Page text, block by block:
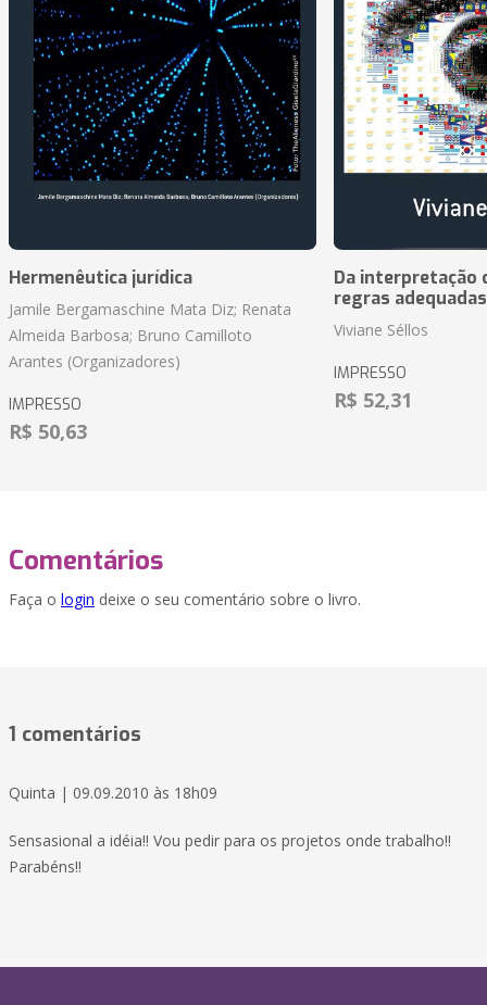
Hermenêutica jurídica
Jamile Bergamaschine Mata Diz; Renata
Almeida Barbosa; Bruno Camilloto
Arantes (Organizadores)
IMPRESSO
R$ 50,63
Da interpretação
regras
Viviane Séllos
IMPRESSO
R$ 52,31
Comentários
Faça o login deixe o seu comentário sobre o livro.
1 comentários
Quinta | 09.09.2010 às 18h09
Sensasional a idéia!! Vou pedir para os projetos onde trabalho!!
Parabéns!!